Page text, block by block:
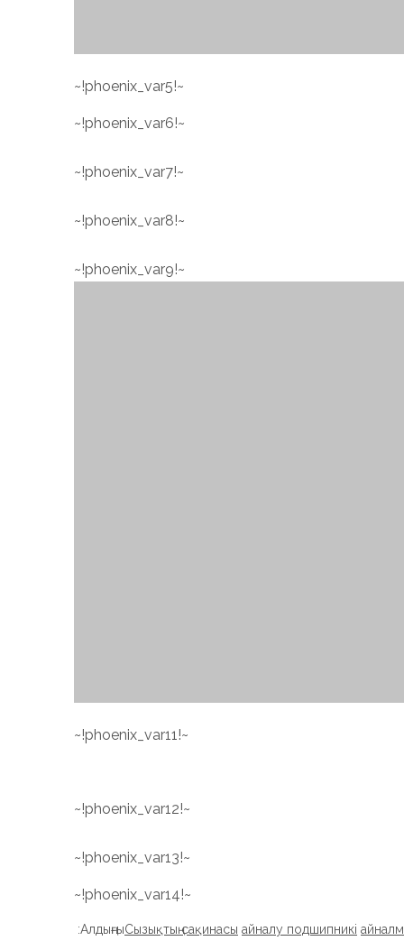
~!phoenix_var5!~
~!phoenix_var6!~
~!phoenix_var7!~
~!phoenix_var8!~
~!phoenix_var9!~
~!phoenix_var11!~
~!phoenix_var12!~
~!phoenix_var13!~
~!phoenix_var14!~
Алдыңғы:Сызықтың сақинасы айналу подшипникі